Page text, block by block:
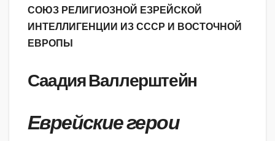
СОЮЗ РЕЛИГИОЗНОЙ ЕЗРЕЙСКОЙ
ИНТЕЛЛИГЕНЦИИ ИЗ СССР И ВОСТОЧНОЙ
ЕВРОПЫ
Саадия Валлерштейн
Еврейские герои